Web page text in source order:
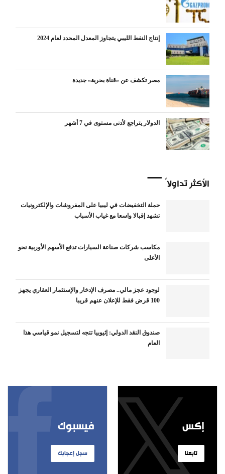
إنتاج النفط الليبي يتجاوز المعدل المحدد لعام 2024
مصر تكشف عن «قناة بحرية» جديدة
الدولار يتراجع لأدنى مستوى في 7 أشهر
الأكثر تداولاً
حملة التخفيضات في ليبيا على المفروشات والإلكترونيات
تشهد إقبالا واسعا مع غياب الأسباب
مكاسب شركات صناعة السيارات تدفع الأسهم الأوربية نحو
الأعلى
لوجود عجز مالي.. مصرف الإدخار والإستثمار العقاري يجهز
100 قرض فقط للإعلان عنهم قريبا
صندوق النقد الدولي: إثيوبيا تتجه لتسجيل نمو قياسي هذا
العام
فيسبوك
سجل إعجابك
إكس
تابعنا